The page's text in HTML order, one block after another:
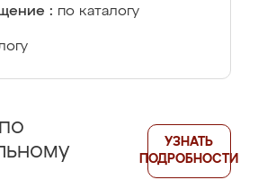
: по каталогу
УЗНАТЬ
ПОДРОБНОСТИ